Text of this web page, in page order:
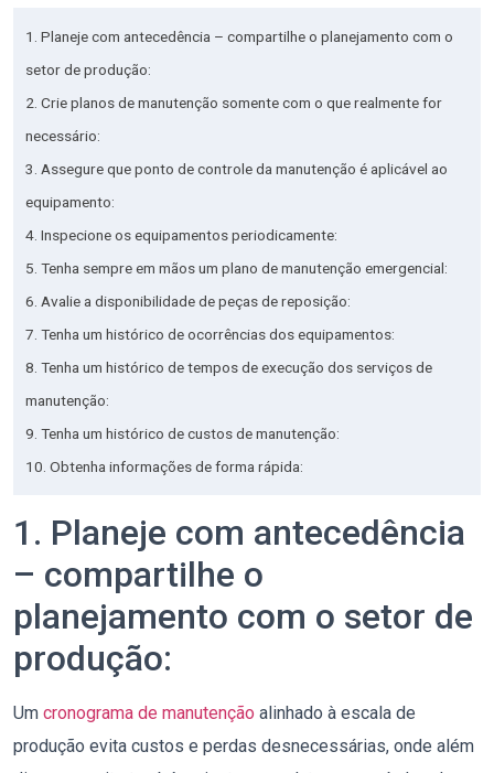
1. Planeje com antecedência – compartilhe o planejamento com o
setor de produção:
2. Crie planos de manutenção somente com o que realmente for
necessário:
3. Assegure que ponto de controle da manutenção é aplicável ao
equipamento:
4. Inspecione os equipamentos periodicamente:
5. Tenha sempre em mãos um plano de manutenção emergencial:
6. Avalie a disponibilidade de peças de reposição:
7. Tenha um histórico de ocorrências dos equipamentos:
8. Tenha um histórico de tempos de execução dos serviços de
manutenção:
9. Tenha um histórico de custos de manutenção:
10. Obtenha informações de forma rápida:
1. Planeje com antecedência
– compartilhe o
planejamento com o setor de
produção:
Um cronograma de manutenção alinhado à escala de
produção evita custos e perdas desnecessárias, onde além